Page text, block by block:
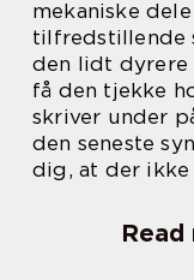
mekaniske
tilfredstillende
den lidt dyrere
få den tjekke
skriver under
den seneste
dig, at der